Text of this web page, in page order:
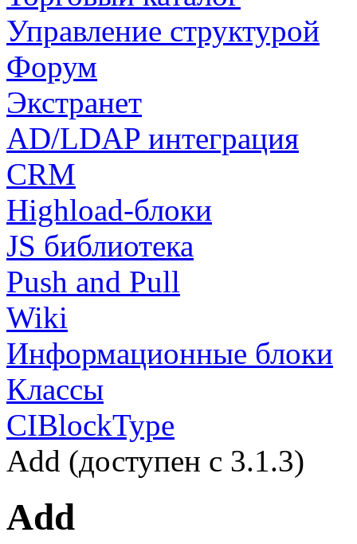
Управление структурой
Форум
Экстранет
AD/LDAP интеграция
CRM
Highload-блоки
JS библиотека
Push and Pull
Wiki
Информационные блоки
Классы
CIBlockType
Add (доступен с 3.1.3)
Add